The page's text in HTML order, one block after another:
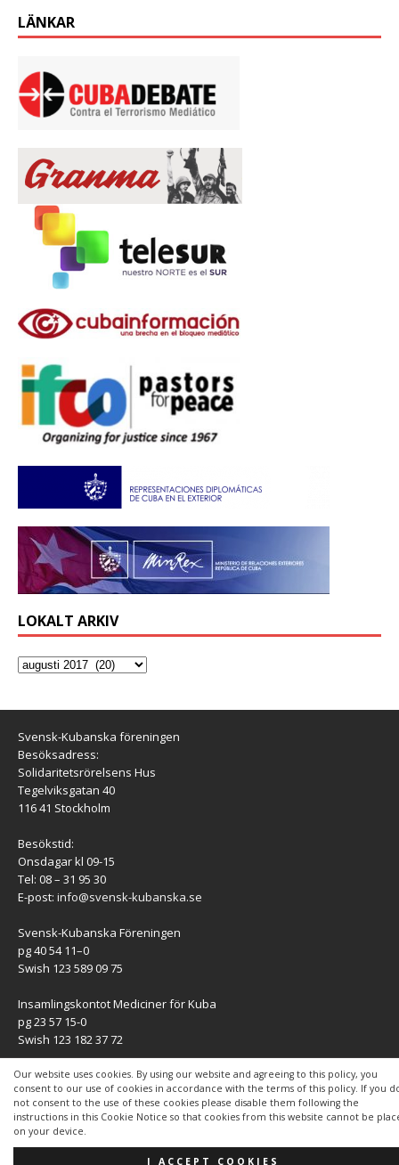
Our website uses cookies. By using our website and agreeing to this policy, you
consent to our use of cookies in accordance with the terms of this policy. If you
not consent to the use of these cookies please disable them following the
instructions in this Cookie Notice so that cookies from this website cannot be
on your device.
I ACCEPT COOKIES
LÄNKAR
LOKALT ARKIV
Svensk-Kubanska föreningen
Besöksadress:
Solidaritetsrörelsens Hus
Tegelviksgatan 40
116 41 Stockholm
Besökstid:
Onsdagar kl 09-15
Tel: 08 – 31 95 30
E-post: info@svensk-kubanska.se
Svensk-Kubanska Föreningen
pg 40 54 11–0
Swish 123 589 09 75
Insamlingskontot Mediciner för Kuba
pg 23 57 15-0
Swish 123 182 37 72
KONTAKT
Kontaktuppgifter